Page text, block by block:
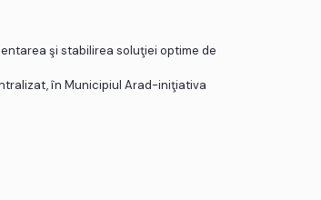
şi stabilirea soluţiei optime de
în Municipiul Arad-iniţiativa